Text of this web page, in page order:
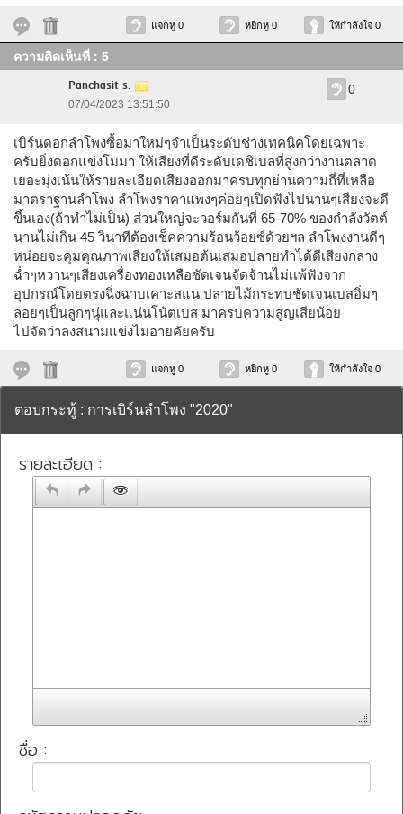
แจกหู 0 หยิกหู 0 ให้กำลังใจ 0
ความคิดเห็นที่ : 5
Panchasit s.
07/04/2023 13:51:50
0
เบิร์นดอกลำโพงซื้อมาใหม่ๆจำเป็นระดับช่างเทคนิคโดยเฉพาะ
ครับยิ่งดอกแข่งโมมา ให้เสียงที่ดีระดับเดชิเบลที่สูงกว่างานตลาด
เยอะมุ่งเน้นให้รายละเอียดเสียงออกมาครบทุกย่านความถี่ที่เหลือ
มาตราฐานลำโพง ลำโพงราคาแพงๆค่อยๆเปิดฟังไปนานๆเสียงจะดี
ขึ้นเอง(ถ้าทำไม่เป็น) ส่วนใหญ่จะวอร์มกันที่ 65-70% ของกำลังวัตต์
นานไม่เกิน 45 วินาทีต้องเช็คความร้อนว้อยซ์ด้วยฯล ลำโพงงานดีๆ
หน่อยจะคุมคุณภาพเสียงให้เสมอต้นเสมอปลายทำได้ดีเสียงกลาง
ฉ่ำๆหวานๆเสียงเครื่องทองเหลือชัดเจนจัดจ้านไม่เเพ้ฟังจาก
อุปกรณ์โดยตรงฉิ่งฉาบเคาะสแน ปลายไม้กระทบชัดเจนเบสอิ่มๆ
ลอยๆเป็นลูกๆนุ่และแน่นโน้ตเบส มาครบความสูญเสียน้อย
ไปจัดว่าลงสนามแข่งไม่อายคัยครับ
แจกหู 0 หยิกหู 0 ให้กำลังใจ 0
ตอบกระทู้ : การเบิร์นลำโพง "2020"
รายละเอียด :
ชื่อ :